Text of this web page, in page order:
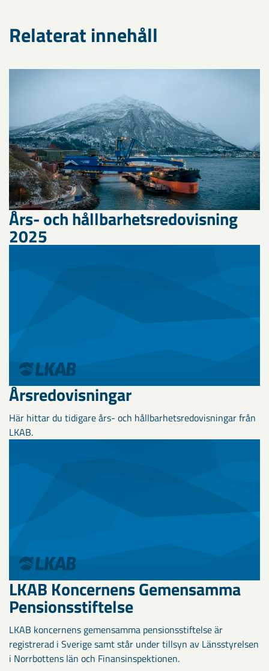
Relaterat innehåll
Års- och hållbarhetsredovisning
2025
Årsredovisningar
Här hittar du tidigare års- och hållbarhetsredovisningar från
LKAB.
LKAB Koncernens Gemensamma
Pensionsstiftelse
LKAB koncernens gemensamma pensionsstiftelse är
registrerad i Sverige samt står under tillsyn av Länsstyrelsen
i Norrbottens län och Finansinspektionen.